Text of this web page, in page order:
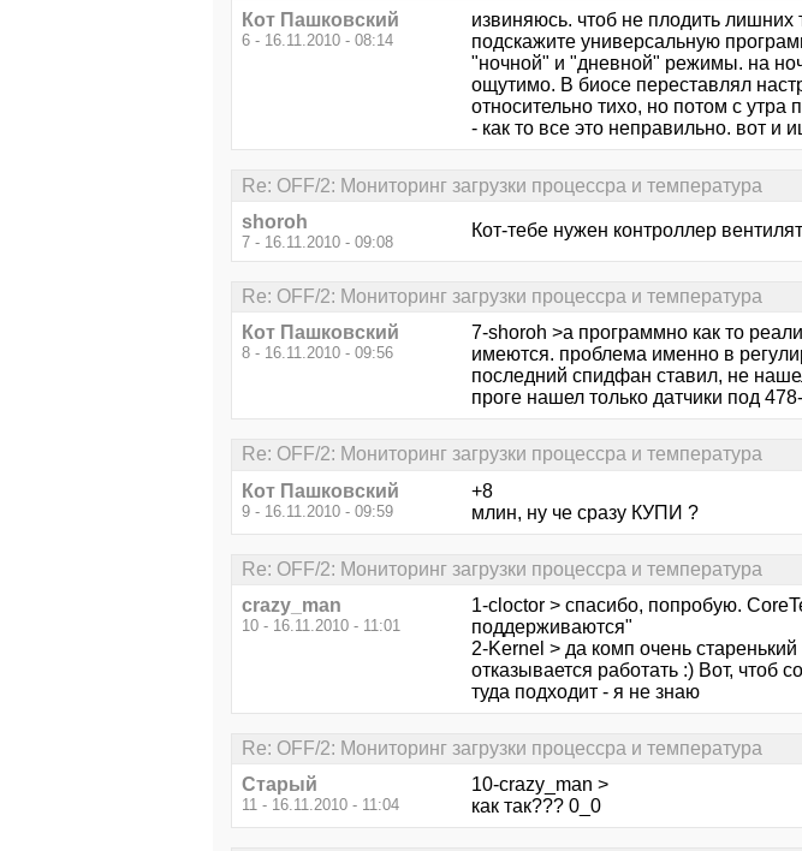
Кот Пашковский
6 - 16.11.2010 - 08:14
извиняюсь. чтоб не плодить
подскажите универсальную
"ночной" и "дневной" режимы. на
ощутимо. В биосе переставлял
относительно тихо, но потом с
- как то все это неправильно. вот и
Re: OFF/2: Мониторинг загрузки процессра и температура
shoroh
7 - 16.11.2010 - 09:08
Кот-тебе нужен контроллер
Re: OFF/2: Мониторинг загрузки процессра и температура
Кот Пашковский
8 - 16.11.2010 - 09:56
7-shoroh >а программно как то
имеются. проблема именно в
последний спидфан ставил, не
проге нашел только датчики под
Re: OFF/2: Мониторинг загрузки процессра и температура
Кот Пашковский
9 - 16.11.2010 - 09:59
+8
млин, ну че сразу КУПИ ?
Re: OFF/2: Мониторинг загрузки процессра и температура
crazy_man
10 - 16.11.2010 - 11:01
1-cloctor > спасибо, попробую.
поддерживаются"
2-Kernel > да комп очень
отказывается работать :) Вот, чтоб
туда подходит - я не знаю
Re: OFF/2: Мониторинг загрузки процессра и температура
Старый
11 - 16.11.2010 - 11:04
10-crazy_man >
как так??? 0_0